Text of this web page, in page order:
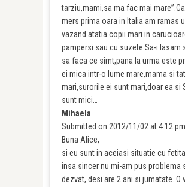
tarziu,mami,sa ma fac mai
mers prima oara in Italia am ramas
vazand atatia copii mari in
pampersi sau cu suzete.Sa-i lasam
sa faca ce simt,pana la urma este
ei mica intr-o lume mare,mama si
mari,surorile ei sunt mari,doar ea si
sunt mici…
Mihaela
Submitted on 2012/11/02 at 4:12 pm
Buna Alice,
si eu sunt in aceiasi situatie cu
insa sincer nu mi-am pus problema
dezvat, desi are 2 ani si jumatate. O